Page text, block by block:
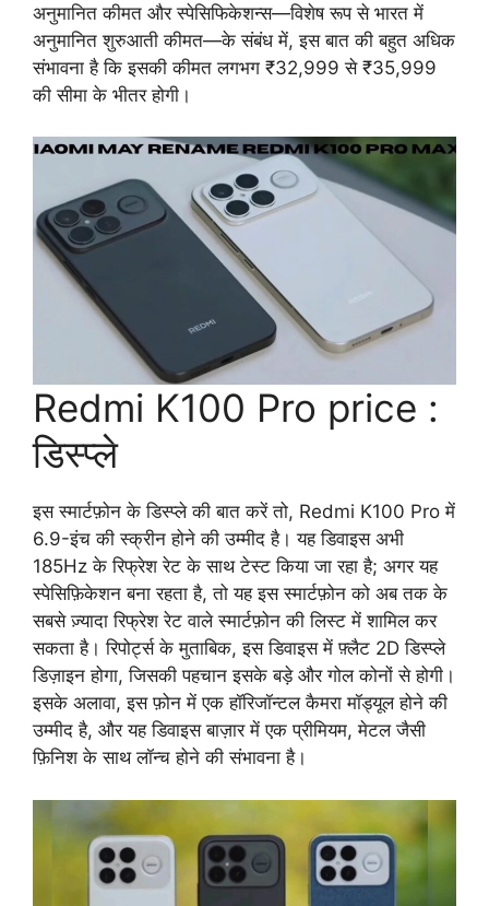
अनुमानित कीमत और स्पेसिफिकेशन्स—विशेष रूप से भारत में
अनुमानित शुरुआती कीमत—के संबंध में, इस बात की बहुत अधिक
संभावना है कि इसकी कीमत लगभग ₹32,999 से ₹35,999
की सीमा के भीतर होगी।
Redmi K100 Pro price :
डिस्प्ले
इस स्मार्टफ़ोन के डिस्प्ले की बात करें तो, Redmi K100 Pro में
6.9-इंच की स्क्रीन होने की उम्मीद है। यह डिवाइस अभी
185Hz के रिफ्रेश रेट के साथ टेस्ट किया जा रहा है; अगर यह
स्पेसिफ़िकेशन बना रहता है, तो यह इस स्मार्टफ़ोन को अब तक के
सबसे ज़्यादा रिफ्रेश रेट वाले स्मार्टफ़ोन की लिस्ट में शामिल कर
सकता है। रिपोर्ट्स के मुताबिक, इस डिवाइस में फ़्लैट 2D डिस्प्ले
डिज़ाइन होगा, जिसकी पहचान इसके बड़े और गोल कोनों से होगी।
इसके अलावा, इस फ़ोन में एक हॉरिजॉन्टल कैमरा मॉड्यूल होने की
उम्मीद है, और यह डिवाइस बाज़ार में एक प्रीमियम, मेटल जैसी
फ़िनिश के साथ लॉन्च होने की संभावना है।